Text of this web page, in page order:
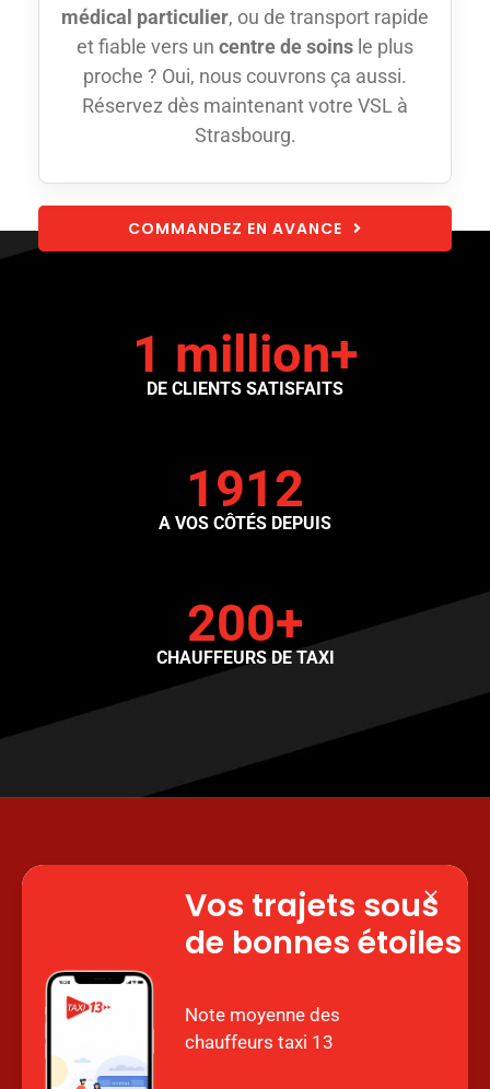
médical particulier, ou de transport rapide
et fiable vers un centre de soins le plus
proche ? Oui, nous couvrons ça aussi.
Réservez dès maintenant votre VSL à
Strasbourg.
COMMANDEZ EN AVANCE
1 million+
DE CLIENTS SATISFAITS
1912
A VOS CÔTÉS DEPUIS
200+
CHAUFFEURS DE TAXI
Obtenez
l’application
Vous pouvez désormais télécharger notre
application sur Android et iOS. Ne restez jamais
bloqué avec Taxi 13, réservez votre taxi où que
Vos trajets sous
de bonnes étoiles
Note moyenne des
chauffeurs taxi 13